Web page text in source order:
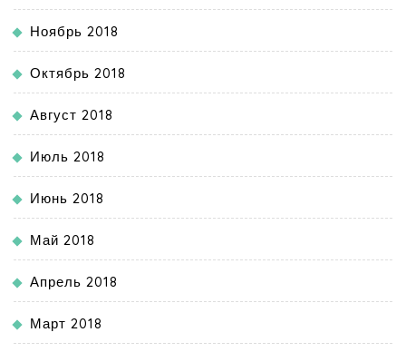
Ноябрь 2018
Октябрь 2018
Август 2018
Июль 2018
Июнь 2018
Май 2018
Апрель 2018
Март 2018